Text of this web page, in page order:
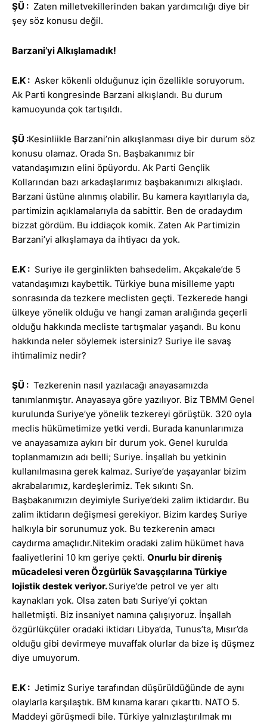
ŞÜ : Zaten milletvekillerinden bakan yardımcılığı diye bir
şey söz konusu değil.
Barzani’yi Alkışlamadık!
E.K : Asker kökenli olduğunuz için özellikle soruyorum.
Ak Parti kongresinde Barzani alkışlandı. Bu durum
kamuoyunda çok tartışıldı.
ŞÜ :Kesinliikle Barzani’nin alkışlanması diye bir durum söz
konusu olamaz. Orada Sn. Başbakanımız bir
vatandaşımızın elini öpüyordu. Ak Parti Gençlik
Kollarından bazı arkadaşlarımız başbakanımızı alkışladı.
Barzani üstüne alınmış olabilir. Bu kamera kayıtlarıyla da,
partimizin açıklamalarıyla da sabittir. Ben de oradaydım
bizzat gördüm. Bu iddiaçok komik. Zaten Ak Partimizin
Barzani’yi alkışlamaya da ihtiyacı da yok.
E.K : Suriye ile gerginlikten bahsedelim. Akçakale’de 5
vatandaşımızı kaybettik. Türkiye buna misilleme yaptı
sonrasında da tezkere meclisten geçti. Tezkerede hangi
ülkeye yönelik olduğu ve hangi zaman aralığında geçerli
olduğu hakkında mecliste tartışmalar yaşandı. Bu konu
hakkında neler söylemek istersiniz? Suriye ile savaş
ihtimalimiz nedir?
ŞÜ : Tezkerenin nasıl yazılacağı anayasamızda
tanımlanmıştır. Anayasaya göre yazılıyor. Biz TBMM Genel
kurulunda Suriye’ye yönelik tezkereyi görüştük. 320 oyla
meclis hükümetimize yetki verdi. Burada kanunlarımıza
ve anayasamıza aykırı bir durum yok. Genel kurulda
toplanmamızın adı belli; Suriye. İnşallah bu yetkinin
kullanılmasına gerek kalmaz. Suriye’de yaşayanlar bizim
akrabalarımız, kardeşlerimiz. Tek sıkıntı Sn.
Başbakanımızın deyimiyle Suriye’deki zalim iktidardır. Bu
zalim iktidarın değişmesi gerekiyor. Bizim kardeş Suriye
halkıyla bir sorunumuz yok. Bu tezkerenin amacı
caydırma amaçlıdır.Nitekim oradaki zalim hükümet hava
faaliyetlerini 10 km geriye çekti. Onurlu bir direniş
mücadelesi veren Özgürlük Savaşçılarına Türkiye
lojistik destek veriyor.Suriye’de petrol ve yer altı
kaynakları yok. Olsa zaten batı Suriye’yi çoktan
halletmişti. Biz insaniyet namına çalışıyoruz. İnşallah
özgürlükçüler oradaki iktidarı Libya’da, Tunus’ta, Mısır’da
olduğu gibi devirmeye muvaffak olurlar da bize iş düşmez
diye umuyorum.
E.K : Jetimiz Suriye tarafından düşürüldüğünde de aynı
olaylarla karşılaştık. BM kınama kararı çıkarttı. NATO 5.
Maddeyi görüşmedi bile. Türkiye yalnızlaştırılmak mı